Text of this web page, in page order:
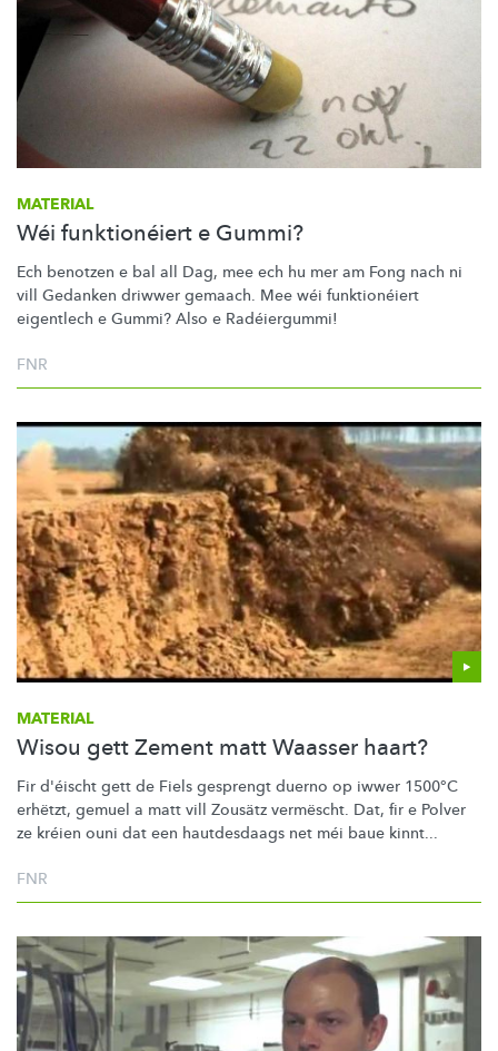
MATERIAL
Wéi funktionéiert e Gummi?
Ech benotzen e bal all Dag, mee ech hu mer am Fong nach ni
vill Gedanken driwwer gemaach. Mee wéi funktionéiert
eigentlech e Gummi? Also e Radéiergummi!
FNR
MATERIAL
Wisou gett Zement matt Waasser haart?
Fir d'éischt gett de Fiels gesprengt duerno op iwwer 1500°C
erhëtzt, gemuel a matt vill Zousätz vermëscht. Dat, fir e Polver
ze kréien ouni dat een hautdesdaags net méi baue kinnt...
FNR